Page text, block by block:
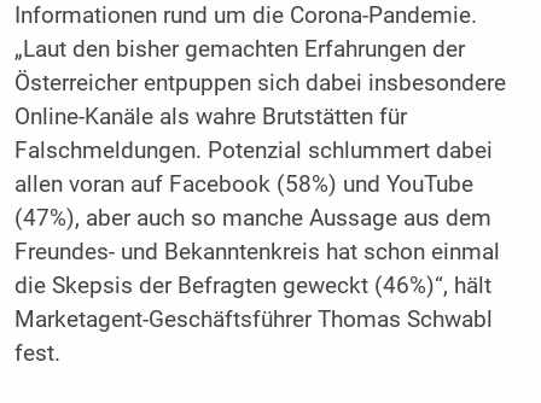
Informationen rund um die Corona-Pandemie.
„Laut den bisher gemachten Erfahrungen der
Österreicher entpuppen sich dabei insbesondere
Online-Kanäle als wahre Brutstätten für
Falschmeldungen. Potenzial schlummert dabei
allen voran auf Facebook (58%) und YouTube
(47%), aber auch so manche Aussage aus dem
Freundes- und Bekanntenkreis hat schon einmal
die Skepsis der Befragten geweckt (46%)“, hält
Marketagent-Geschäftsführer Thomas Schwabl
fest.